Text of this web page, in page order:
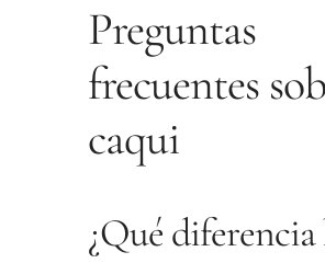
Preguntas
frecuentes
caqui
¿Qué diferencia